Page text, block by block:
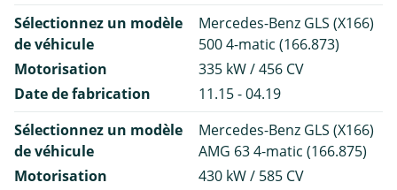
Sélectionnez un modèle
de véhicule
Mercedes-Benz GLS (X166)
500 4-matic (166.873)
Motorisation
335 kW / 456 CV
Date de fabrication
11.15 - 04.19
Sélectionnez un modèle
de véhicule
Mercedes-Benz GLS (X166)
AMG 63 4-matic (166.875)
Motorisation
430 kW / 585 CV